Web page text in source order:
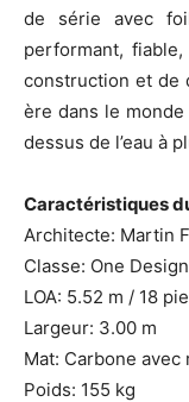
de série avec
performant,
construction et de
ère dans le
dessus de l’eau à
Caractéristiques
Architecte: Martin
Classe: One Design
LOA: 5.52 m / 18
Largeur: 3.00 m
Mat: Carbone
Poids: 155 kg